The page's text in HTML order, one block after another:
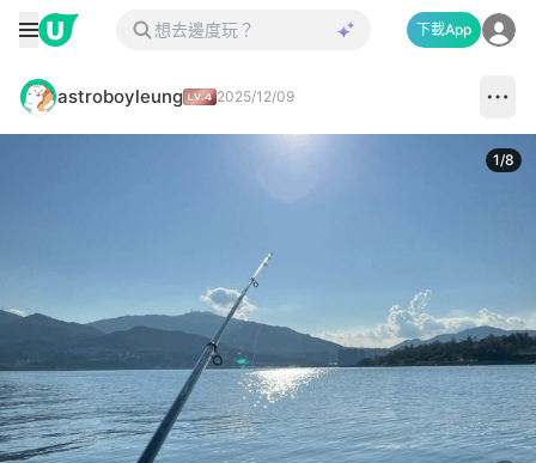
下載App
astroboyleung 2025/12/09
1/8